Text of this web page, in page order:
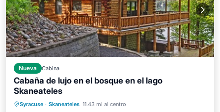
Nueva Cabina
Cabaña de lujo en el bosque en el lago
Skaneateles
Syracuse · Skaneateles 11.43 mi al centro
Bañera de hidromasaje